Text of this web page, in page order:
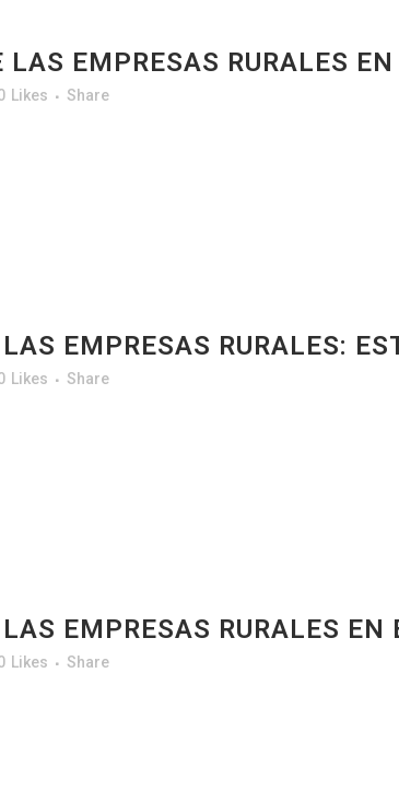
EMPRESAS RURALES
Likes Share
EMPRESAS RURALES:
Likes Share
EMPRESAS RURALES EN
Likes Share